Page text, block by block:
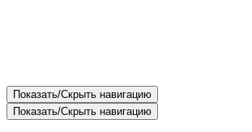
Показать/Скрыть навигацию
Показать/Скрыть навигацию